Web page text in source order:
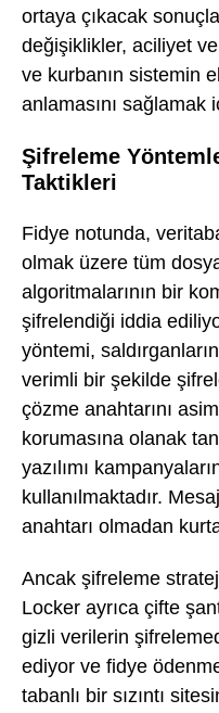
ortaya çıkacak
değişiklikler, aciliyet
ve kurbanın sistemin
anlamasını sağlamak
Şifreleme
Taktikleri
Fidye notunda,
olmak üzere tüm
algoritmalarının bir
şifrelendiği iddia
yöntemi,
verimli bir şekilde
çözme anahtarını
korumasına olanak
yazılımı
kullanılmaktadır.
anahtarı olmadan
Ancak şifreleme
Locker ayrıca çifte
gizli verilerin
ediyor ve fidye
tabanlı bir sızıntı